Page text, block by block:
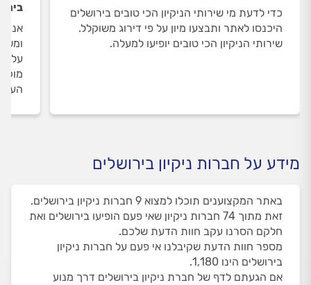
כדי לדעת מי שירותי הניקיון הכי טובים בירושלים
היכנסו לאתר ותבצעו מיון על פי דירוג משוקלל.
שירותי הניקיון הכי טובים יופיעו למעלה.
על
מידע על חברות ניקיון בירושלים
באתר המקצוענים תוכלו למצוא 9 חברות ניקיון בירושלים.
זאת מתוך 74 חברות ניקיון שאי פעם הופיעו בירושלים ואת
חלקם הסרנו עקב חוות הדעת שלכם.
מספר חוות הדעת שקיבלנו אי פעם על חברות ניקיון
בירושלים הינו 1,180.
אם הגעתם לדף של חברת ניקיון בירושלים דרך מנוע